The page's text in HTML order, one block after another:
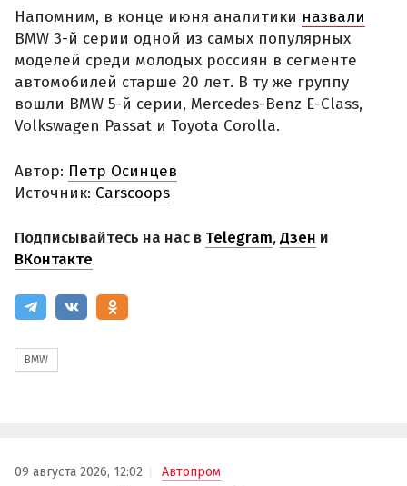
Напомним, в конце июня аналитики назвали
BMW 3-й серии одной из самых популярных
моделей среди молодых россиян в сегменте
автомобилей старше 20 лет. В ту же группу
вошли BMW 5-й серии, Mercedes-Benz E-Class,
Volkswagen Passat и Toyota Corolla.
Автор: Петр Осинцев
Источник: Carscoops
Подписывайтесь на нас в Telegram,Дзен и
ВКонтакте
BMW
09 августа 2026, 12:02 Автопром